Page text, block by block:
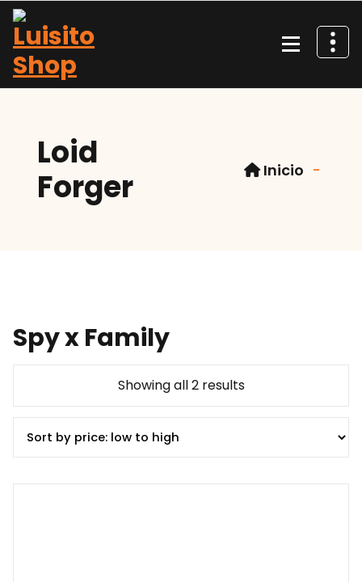
Saltar
contenido
Loid
Forger
Inicio -
Spy x Family
Showing all 2 results